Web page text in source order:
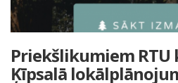
Priekšlikumiem RTU
Ķīpsalā